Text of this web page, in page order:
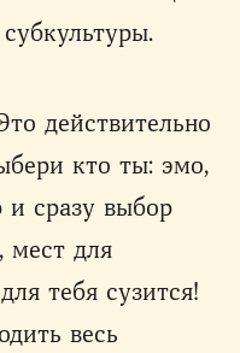
действительно
кто ты: эмо,
и сразу выбор
мест для
тебя сузится!
весь